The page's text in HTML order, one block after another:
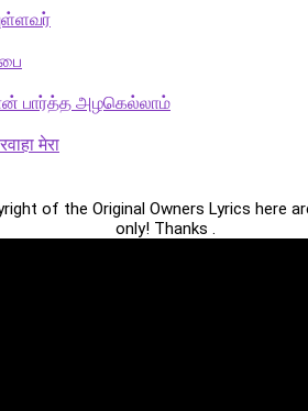
பார்த்த அழகெல்லாம்
मेरा
of the Original Owners Lyrics here
only! Thanks .